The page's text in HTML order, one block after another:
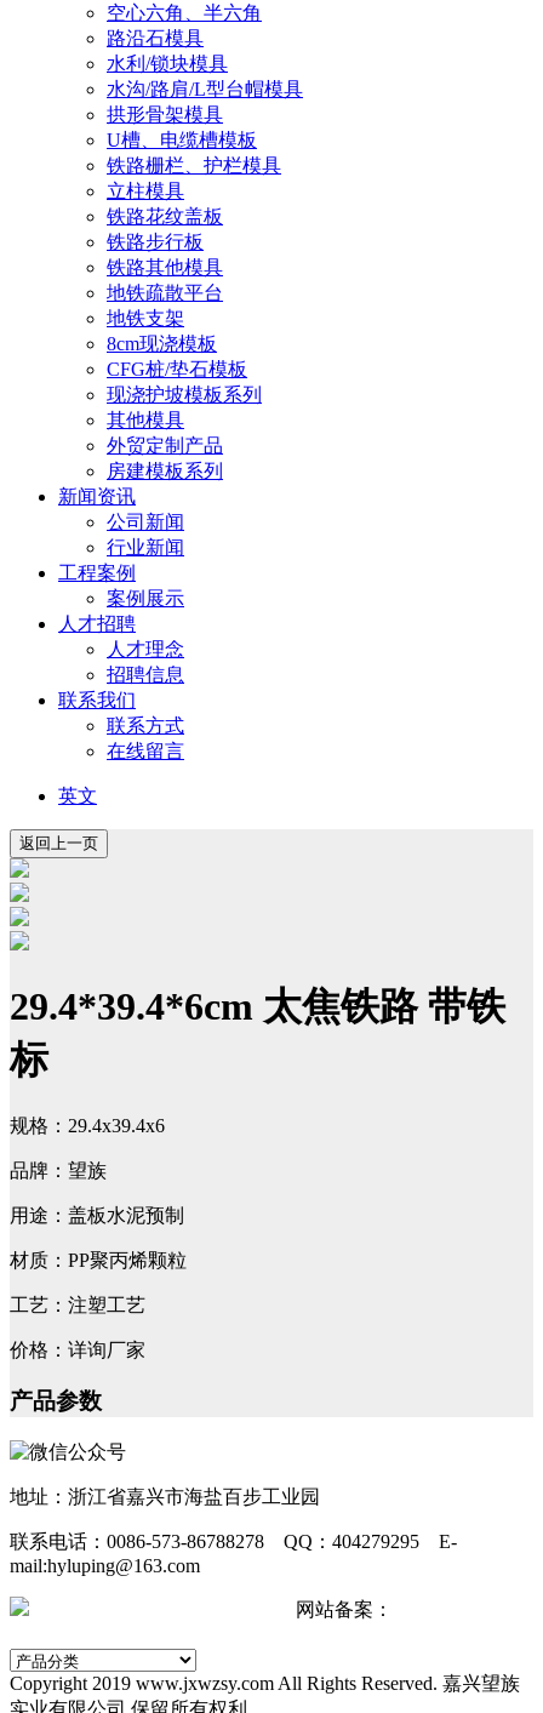
空心六角、半六角
路沿石模具
水利/锁块模具
水沟/路肩/L型台帽模具
拱形骨架模具
U槽、电缆槽模板
铁路栅栏、护栏模具
立柱模具
铁路花纹盖板
铁路步行板
铁路其他模具
地铁疏散平台
地铁支架
8cm现浇模板
CFG桩/垫石模板
现浇护坡模板系列
其他模具
外贸定制产品
房建模板系列
新闻资讯
公司新闻
行业新闻
工程案例
案例展示
人才招聘
人才理念
招聘信息
联系我们
联系方式
在线留言
英文
29.4*39.4*6cm 太焦铁路 带铁
标
规格：29.4x39.4x6
品牌：望族
用途：盖板水泥预制
材质：PP聚丙烯颗粒
工艺：注塑工艺
价格：详询厂家
产品参数
地址：浙江省嘉兴市海盐百步工业园
联系电话：0086-573-86788278 QQ：404279295 E-
mail:hyluping@163.com
网站备案：
Copyright 2019 www.jxwzsy.com All Rights Reserved. 嘉兴望族